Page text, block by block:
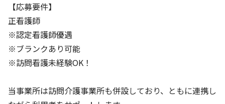
【応募要件】
正看護師
※認定看護師優遇
※ブランクあり可能
※訪問看護未経験OK！
当事業所は訪問介護事業所も併設しており、ともに連携し